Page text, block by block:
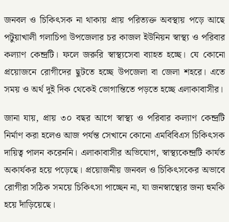
জনবল ও চিকিৎসক না থাকায় প্রায় পরিত্যক্ত অবস্থায় পড়ে আছে
পটুয়াখালী গলাচিপা উপজেলার চর কাজল ইউনিয়ন স্বাস্থ্য ও পরিবার
কল্যাণ কেন্দ্রটি। ফলে জরুরি স্বাস্থ্যসেবা ব্যাহত হচ্ছে। যে কোনো
প্রয়োজনে রোগীদের ছুটতে হচ্ছে উপজেলা বা জেলা শহরে। এতে
সময় ও অর্থ দুই দিক থেকেই ভোগান্তিতে পড়তে হচ্ছে এলাকাবাসীর।
জানা যায়, প্রায় ৩০ বছর আগে স্বাস্থ্য ও পরিবার কল্যাণ কেন্দ্রটি
নির্মাণ করা হলেও আজ পর্যন্ত সেখানে কোনো এমবিবিএস চিকিৎসক
দায়িত্ব পালন করেননি। এলাকাবাসীর অভিযোগ, স্বাস্থ্যকেন্দ্রটি কার্যত
অকার্যকর হয়ে পড়েছে। প্রয়োজনীয় জনবল ও চিকিৎসকের অভাবে
রোগীরা সঠিক সময়ে চিকিৎসা পাচ্ছেন না, যা জনস্বাস্থ্যের জন্য হুমকি
হয়ে দাঁড়িয়েছে।